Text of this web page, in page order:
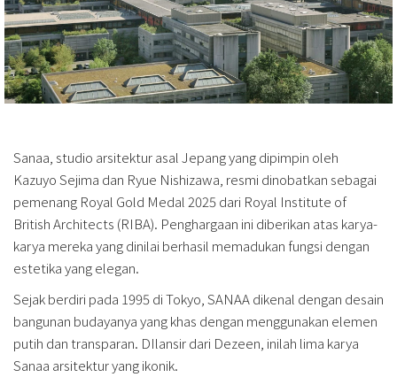
Sanaa, studio arsitektur asal Jepang yang dipimpin oleh
Kazuyo Sejima dan Ryue Nishizawa, resmi dinobatkan sebagai
pemenang Royal Gold Medal 2025 dari Royal Institute of
British Architects (RIBA). Penghargaan ini diberikan atas karya-
karya mereka yang dinilai berhasil memadukan fungsi dengan
estetika yang elegan.
Sejak berdiri pada 1995 di Tokyo, SANAA dikenal dengan desain
bangunan budayanya yang khas dengan menggunakan elemen
putih dan transparan. DIlansir dari Dezeen, inilah lima karya
Sanaa arsitektur yang ikonik.